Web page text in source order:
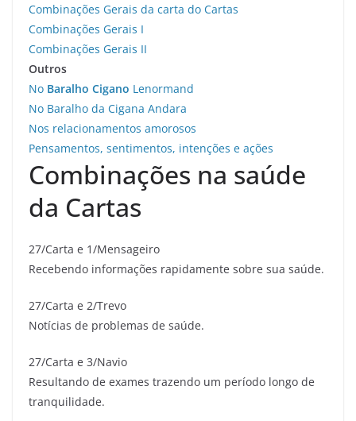
Combinações Gerais da carta do Cartas
Combinações Gerais I
Combinações Gerais II
Outros
No Baralho Cigano Lenormand
No Baralho da Cigana Andara
Nos relacionamentos amorosos
Pensamentos, sentimentos, intenções e ações
Combinações na saúde
da Cartas
27/Carta e 1/Mensageiro
Recebendo informações rapidamente sobre sua saúde.
27/Carta e 2/Trevo
Notícias de problemas de saúde.
27/Carta e 3/Navio
Resultando de exames trazendo um período longo de
tranquilidade.